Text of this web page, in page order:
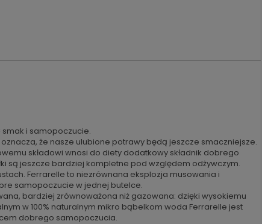
smak i samopoczucie.
że nasze ulubione potrawy będą jeszcze smaczniejsze.
składowi wnosi do diety dodatkowy składnik dobrego
są jeszcze bardziej kompletne pod względem odżywczym.
Ferrarelle to niezrównana eksplozja musowania i
samopoczucie w jednej butelce.
bardziej zrównoważona niż gazowana: dzięki wysokiemu
w 100% naturalnym mikro bąbelkom woda Ferrarelle jest
dobrego samopoczucia.